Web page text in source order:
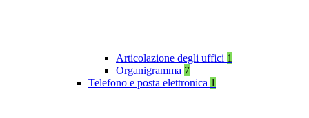
Articolazione degli uffici 1
Organigramma 7
Telefono e posta elettronica 1